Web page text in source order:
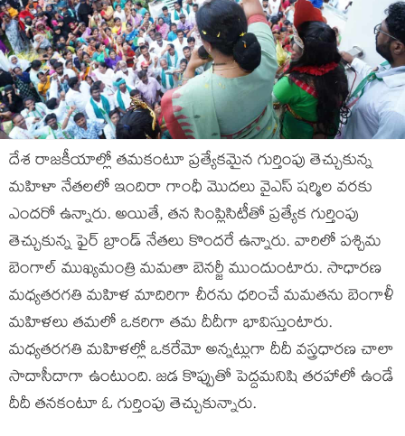
దేశ రాజకీయాల్లో తమకంటూ ప్రత్యేకమైన గుర్తింపు తెచ్చుకున్న
మహిళా నేతలలో ఇందిరా గాంధీ మొదలు వైఎస్ షర్మిల వరకు
ఎందరో ఉన్నారు. అయితే, తన సింప్లిసిటీతో ప్రత్యేక గుర్తింపు
తెచ్చుకున్న ఫైర్ బ్రాండ్ నేతలు కొందరే ఉన్నారు. వారిలో పశ్చిమ
బెంగాల్ ముఖ్యమంత్రి మమతా బెనర్జీ ముందుంటారు. సాధారణ
మధ్యతరగతి మహిళ మాదిరిగా చీరను ధరించే మమతను బెంగాళీ
మహిళలు తమలో ఒకరిగా తమ దీదీగా భావిస్తుంటారు.
మధ్యతరగతి మహిళల్లో ఒకరేమో అన్నట్లుగా దీదీ వస్త్రధారణ చాలా
సాదాసీదాగా ఉంటుంది. జడ కొప్పుతో పెద్దమనిషి తరహాలో ఉండే
దీదీ తనకంటూ ఓ గుర్తింపు తెచ్చుకున్నారు.